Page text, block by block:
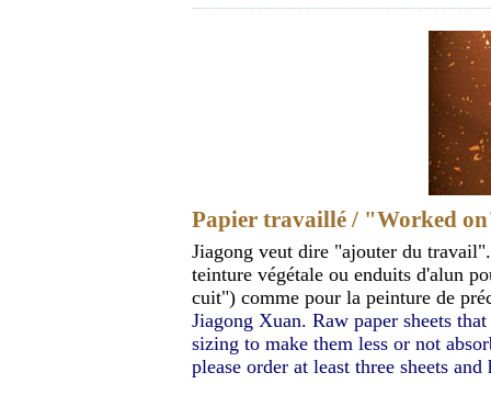
Papier travaillé / "Worked
Jiagong veut dire "ajouter du
teinture végétale ou enduits d'alun
cuit") comme pour la peinture de
Jiagong Xuan. Raw paper sheets
sizing to make them less or not
please order at least three sheets